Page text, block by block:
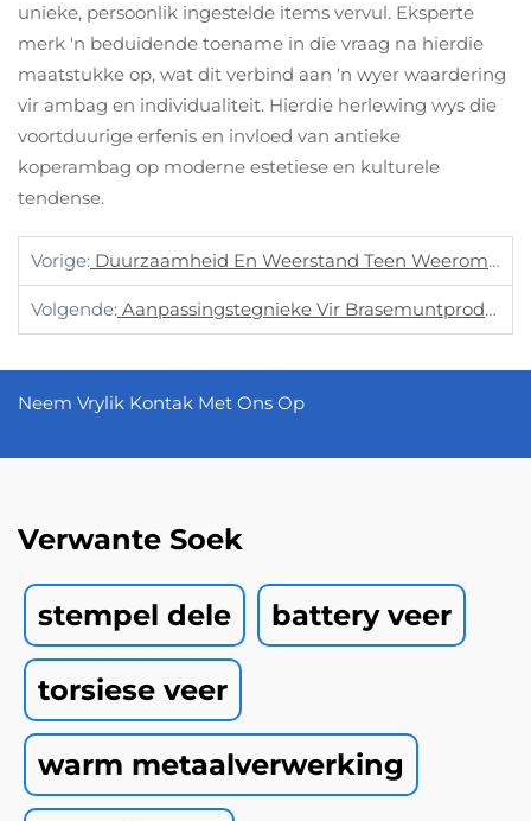
unieke, persoonlik ingestelde items vervul. Eksperte
merk 'n beduidende toename in die vraag na hierdie
maatstukke op, wat dit verbind aan 'n wyer waardering
vir ambag en individualiteit. Hierdie herlewing wys die
voortduurige erfenis en invloed van antieke
koperambag op moderne estetiese en kulturele
tendense.
Vorige: Duurzaamheid En Weerstand Teen Weeromstandighede Van Aluminium Naamplaatjies
Volgende: Aanpassingstegnieke Vir Brasemuntprodusering
Neem Vrylik Kontak Met Ons Op
Verwante Soek
stempel dele battery veer
torsiese veer
warm metaalverwerking